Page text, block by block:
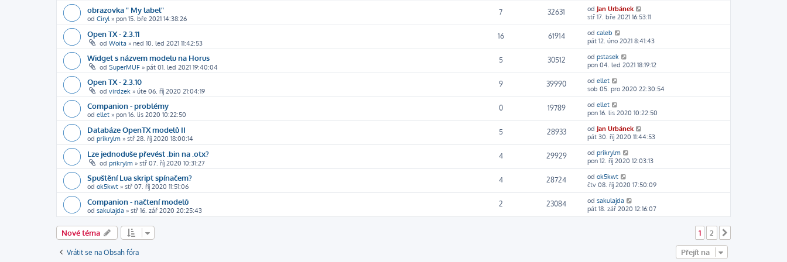
obrazovka " My label"
od Ciryl» pon 15. bře 2021 14:38:26
7 32631 od Jan Urbánek
stř 17. bře 2021 16:53:11
Open TX - 2.3.11
od Woita » ned 10. led 2021 11:42:53
16 61914 od caleb
pát 12. úno 2021 8:41:43
Widget s názvem modelu na Horus
od SuperMUF » pát 01. led 2021 19:40:04
5 30512 od pstasek
pon 04. led 2021 18:19:12
Open TX - 2.3.10
od virdzek » úte 06. říj 2020 21:04:19
9 39990 od ellet
sob 05. pro 2020 22:30:54
Companion - problémy
od ellet » pon 16. lis 2020 10:22:50
0 19789 od ellet
pon 16. lis 2020 10:22:50
Databáze OpenTX modelů II
od prikrylm » stř 28. říj 2020 18:00:14
5 28933 od Jan Urbánek
pát 30. říj 2020 11:44:53
Lze jednoduše převést .bin na .otx?
od prikrylm » stř 07. říj 2020 10:31:27
4 29929 od prikrylm
pon 12. říj 2020 12:03:13
Spuštění Lua skript spínačem?
od ok5kwt » stř 07. říj 2020 11:51:06
4 28724 od ok5kwt
čtv 08. říj 2020 17:50:09
Companion - načtení modelů
od sakulajda » stř 16. zář 2020 20:25:43
2 23084 od sakulajda
pát 18. zář 2020 12:16:07
Nové téma 1 2
Vrátit se na Obsah fóra Přejít na